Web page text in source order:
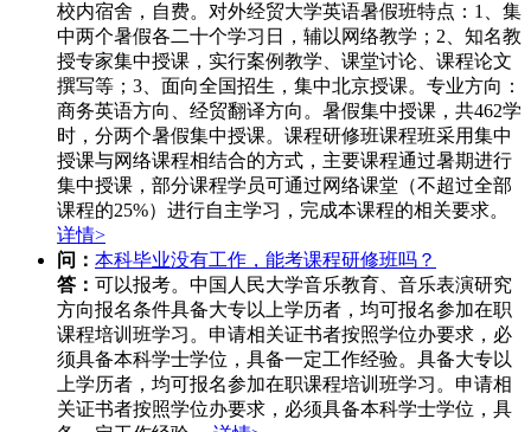
校内宿舍，自费。对外经贸大学英语暑假班特点：1、集
中两个暑假各二十个学习日，辅以网络教学；2、知名教
授专家集中授课，实行案例教学、课堂讨论、课程论文
撰写等；3、面向全国招生，集中北京授课。专业方向：
商务英语方向、经贸翻译方向。暑假集中授课，共462学
时，分两个暑假集中授课。课程研修班课程班采用集中
授课与网络课程相结合的方式，主要课程通过暑期进行
集中授课，部分课程学员可通过网络课堂（不超过全部
课程的25%）进行自主学习，完成本课程的相关要求。
详情>
问： 本科毕业没有工作，能考课程研修班吗？
答： 可以报考。中国人民大学音乐教育、音乐表演研究
方向报名条件具备大专以上学历者，均可报名参加在职
课程培训班学习。申请相关证书者按照学位办要求，必
须具备本科学士学位，具备一定工作经验。具备大专以
上学历者，均可报名参加在职课程培训班学习。申请相
关证书者按照学位办要求，必须具备本科学士学位，具